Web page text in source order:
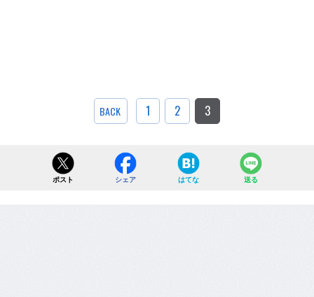
BACK 1 2 3
ポスト シェア はてな 送る